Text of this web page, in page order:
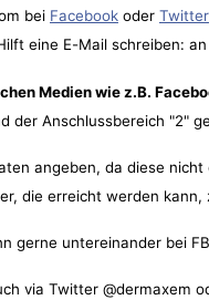
bei Facebook oder Twitter
eine E-Mail schreiben: an
Medien wie z.B.
der Anschlussbereich "2"
angeben, da diese
die erreicht werden kann,
gerne untereinander bei
via Twitter @dermaxem